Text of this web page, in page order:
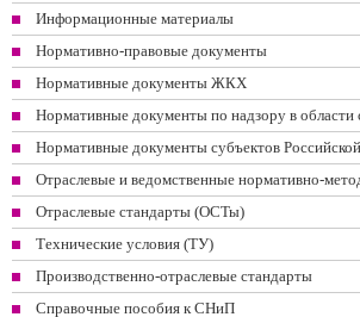
Информационные материалы
Нормативно-правовые документы
Нормативные документы ЖКХ
Нормативные документы по надзору в области
Нормативные документы субъектов
Отраслевые и ведомственные нормативно-
Отраслевые стандарты (ОСТы)
Технические условия (ТУ)
Производственно-отраслевые стандарты
Справочные пособия к СНиП